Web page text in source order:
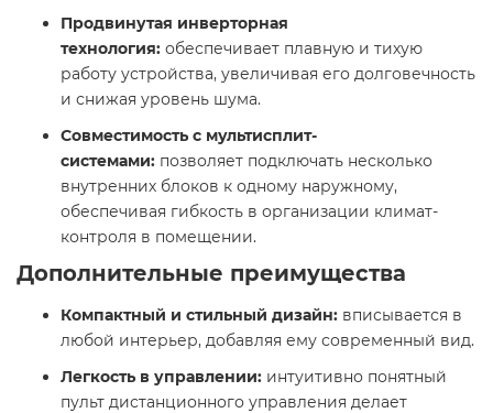
Продвинутая инверторная
технология: обеспечивает плавную и тихую
работу устройства, увеличивая его долговечность
и снижая уровень шума.​
Совместимость с мультисплит-
системами: позволяет подключать несколько
внутренних блоков к одному наружному,
обеспечивая гибкость в организации климат-
контроля в помещении.​
Дополнительные преимущества
Компактный и стильный дизайн: вписывается в
любой интерьер, добавляя ему современный вид.​
Легкость в управлении: интуитивно понятный
пульт дистанционного управления делает